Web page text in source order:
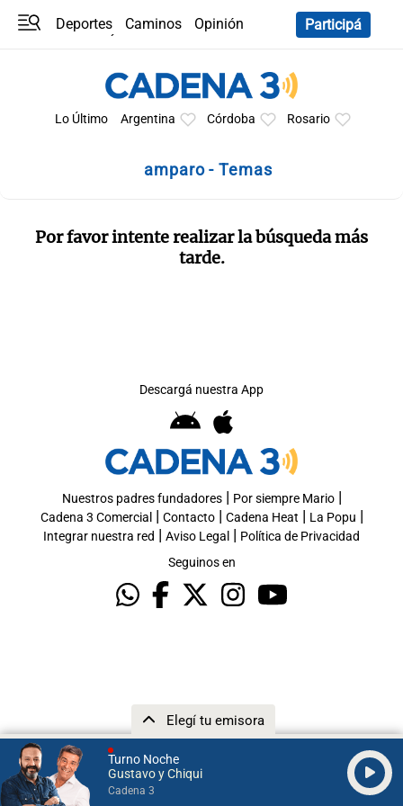
Turno Noche
Gustavo y Chiqui
Cadena 3
Elegí tu emisora
Deportes Caminos
Opinión
Participá
Lo Último Argentina Córdoba Rosario
amparo - Temas
Por favor intente realizar la búsqueda más
tarde.
Descargá nuestra App
Nuestros padres fundadores| Por siempre Mario|
Cadena 3 Comercial | Contacto| Cadena Heat | La Popu |
Integrar nuestra red | Aviso Legal | Política de Privacidad
Seguinos en